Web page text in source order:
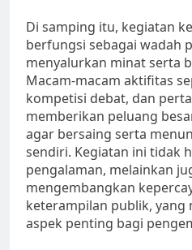
Di samping itu, kegiatan
berfungsi sebagai wadah
menyalurkan minat serta
Macam-macam aktifitas
kompetisi debat, dan
memberikan peluang
agar bersaing serta
sendiri. Kegiatan ini tidak
pengalaman, melainkan
mengembangkan
keterampilan publik, yang
aspek penting bagi